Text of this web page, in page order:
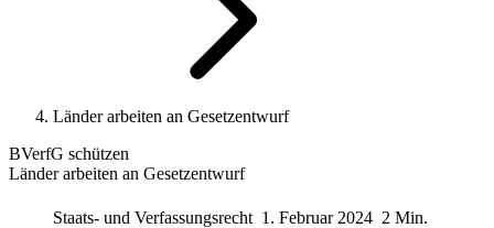
Länder arbeiten an Gesetzentwurf
BVerfG schützen
Länder arbeiten an Gesetzentwurf
Staats- und Verfassungsrecht 1. Februar 2024 2 Min.